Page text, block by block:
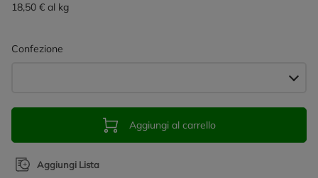
18,50 € al kg
Confezione
Aggiungi al carrello
Aggiungi Lista